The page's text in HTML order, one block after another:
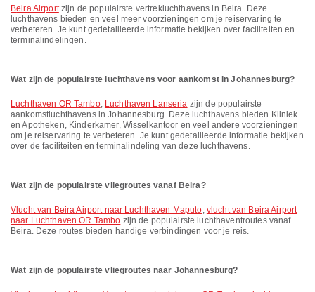
Beira Airportzijn de populairste vertrek­lucht­havens in Beira. Deze
luchthavens bieden en veel meer voorzieningen om je reiservaring te
verbeteren. Je kunt gedetailleerde informatie bekijken over faciliteiten en
terminalindelingen.
Wat zijn de populairste luchthavens voor aankomst in Johannesburg?
Luchthaven OR Tambo, Luchthaven Lanseria zijn de populairste
aankomstluchthavens in Johannesburg. Deze luchthavens bieden Kliniek
en Apotheken, Kinderkamer, Wisselkantoor en veel andere voorzieningen
om je reiservaring te verbeteren. Je kunt gedetailleerde informatie bekijken
over de faciliteiten en terminalindeling van deze luchthavens.
Wat zijn de populairste vliegroutes vanaf Beira?
vlucht van Beira Airport naar Luchthaven Maputo, vlucht van Beira Airport
naar Luchthaven OR Tambo zijn de populairste luchthaventroutes vanaf
Beira. Deze routes bieden handige verbindingen voor je reis.
Wat zijn de populairste vliegroutes naar Johannesburg?